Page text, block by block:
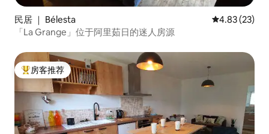
民居 ｜ Bélesta 平均评分
4.83 (23)
「La Grange」位于阿里茹日的迷人房源
热门「房客推荐」
房客推荐